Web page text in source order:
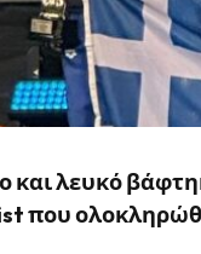
και λευκό
που